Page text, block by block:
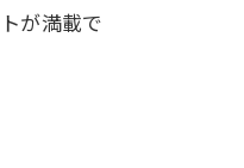
が満載で